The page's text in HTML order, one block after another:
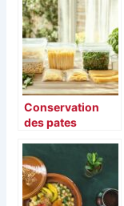
Conservation
des pates
decouvrez les
meilleures
alternatives a la
congelation